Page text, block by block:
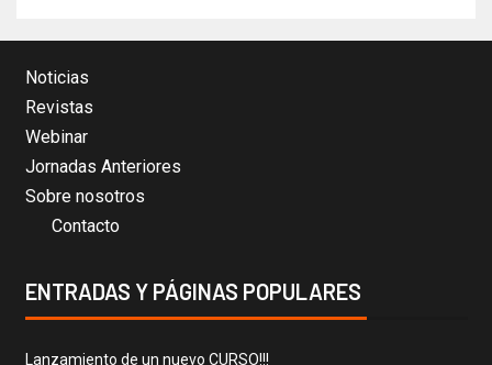
Noticias
Revistas
Webinar
Jornadas Anteriores
Sobre nosotros
Contacto
ENTRADAS Y PÁGINAS POPULARES
Lanzamiento de un nuevo CURSO!!!